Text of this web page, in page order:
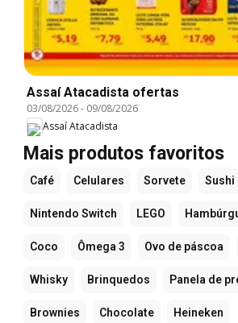
Assaí Atacadista ofertas
03/08/2026- 09/08/2026
Assaí Atacadista
Mais produtos favoritos
Café Celulares Sorvete Sushi
Nintendo Switch LEGO
Coco Ômega 3 Ovo de páscoa
Whisky Brinquedos Panela de
Brownies Chocolate Heineken